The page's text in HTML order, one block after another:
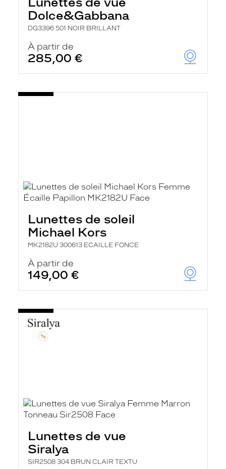
Dolce&Gabbana
DG3396 501 NOIR BRILLANT
À partir de
285,00 €
Lunettes de soleil
Michael Kors
MK2182U 300613 ECAILLE FONCE
À partir de
149,00 €
Lunettes de vue
Siralya
SIR2508 304 BRUN CLAIR TEXTU